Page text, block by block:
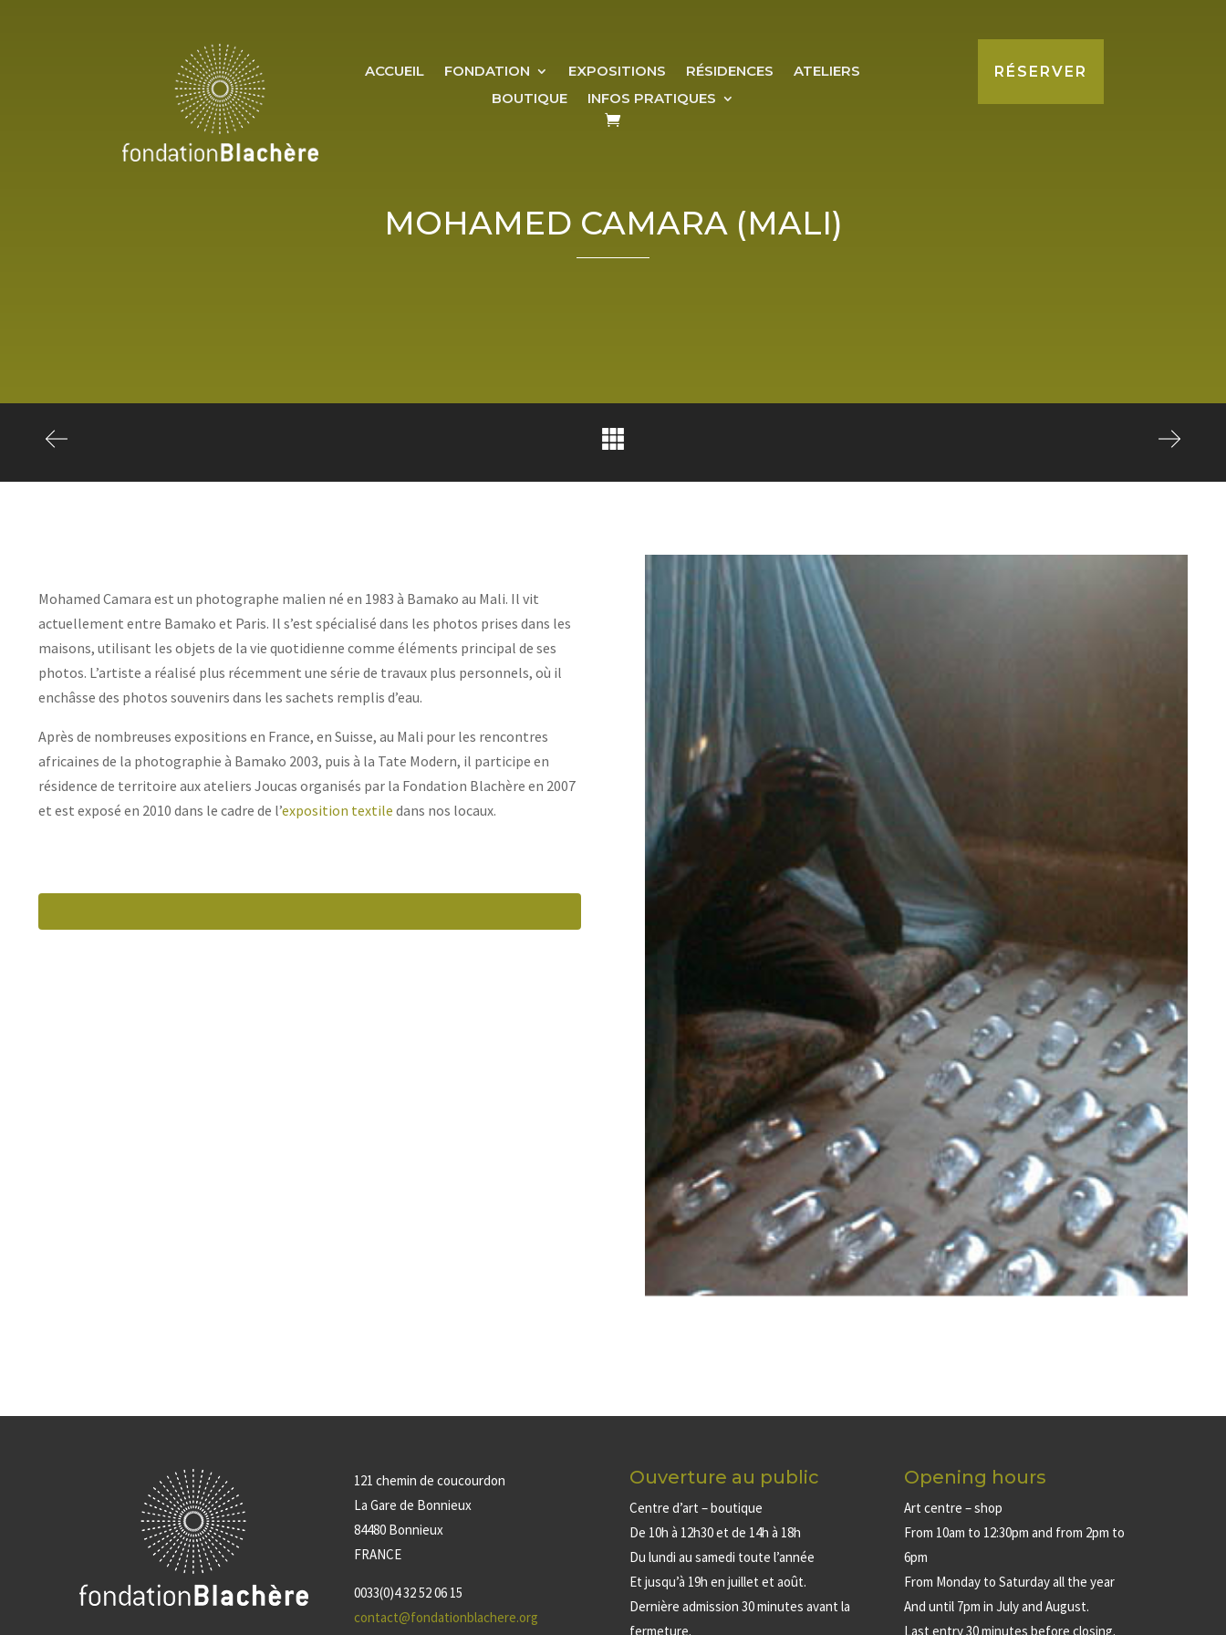
ACCUEIL FONDATION EXPOSITIONS RÉSIDENCES
ATELIERS
BOUTIQUE
INFOS PRATIQUES
RÉSERVER
MOHAMED CAMARA (MALI)
Mohamed Camara est un photographe malien né en 1983 à Bamako au Mali. Il vit
actuellement entre Bamako et Paris. Il s’est spécialisé dans les photos prises dans les
maisons, utilisant les objets de la vie quotidienne comme éléments principal de ses
photos. L’artiste a réalisé plus récemment une série de travaux plus personnels, où il
enchâsse des photos souvenirs dans les sachets remplis d’eau.
Après de nombreuses expositions en France, en Suisse, au Mali pour les rencontres
africaines de la photographie à Bamako 2003, puis à la Tate Modern, il participe en
résidence de territoire aux ateliers Joucas organisés par la Fondation Blachère en 2007
et est exposé en 2010 dans le cadre de l’exposition textile dans nos locaux.
121 chemin de coucourdon
La Gare de Bonnieux
84480 Bonnieux
FRANCE
0033(0)4 32 52 06 15
contact@fondationblachere.org
Ouverture au public
Centre d’art – boutique
De 10h à 12h30 et de 14h à 18h
Du lundi au samedi toute l’année
Et jusqu’à 19h en juillet et août.
Dernière admission 30 minutes avant la
fermeture.
Opening hours
Art centre – shop
From 10am to 12:30pm and from 2pm to
6pm
From Monday to Saturday all the year
And until 7pm in July and August.
Last entry 30 minutes before closing.